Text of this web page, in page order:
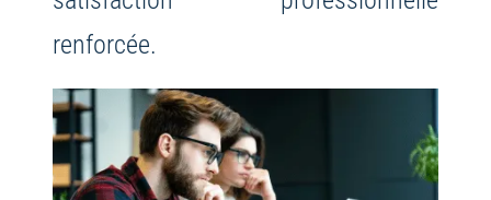
renforcée.